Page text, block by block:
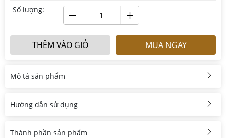
Số lượng:
THÊM VÀO GIỎ MUA NGAY
Mô tả sản phẩm
Hướng dẫn sử dụng
Thành phần sản phẩm